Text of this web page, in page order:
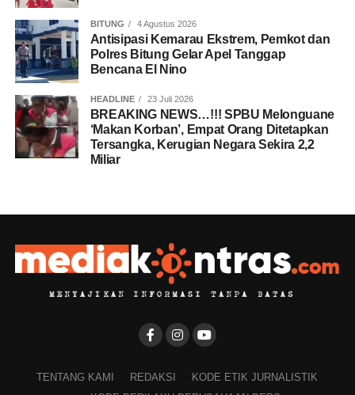
BITUNG 4 Agustus 2026
Antisipasi Kemarau Ekstrem, Pemkot dan
Polres Bitung Gelar Apel Tanggap
Bencana El Nino
HEADLINE 23 Juli 2026
BREAKING NEWS…!!! SPBU Melonguane
‘Makan Korban’, Empat Orang Ditetapkan
Tersangka, Kerugian Negara Sekira 2,2
Miliar
TENTANG KAMI REDAKSI
KODE ETIK JURNALISTIK